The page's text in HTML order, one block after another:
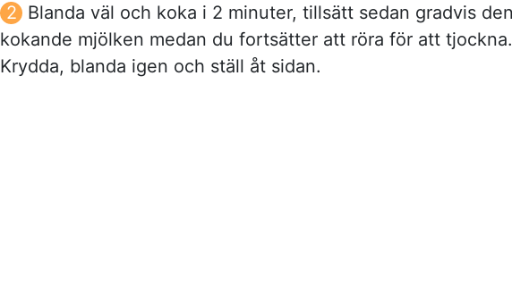
Blanda väl och koka i 2 minuter, tillsätt sedan gradvis den
kokande mjölken medan du fortsätter att röra för att tjockna.
Krydda, blanda igen och ställ åt sidan.